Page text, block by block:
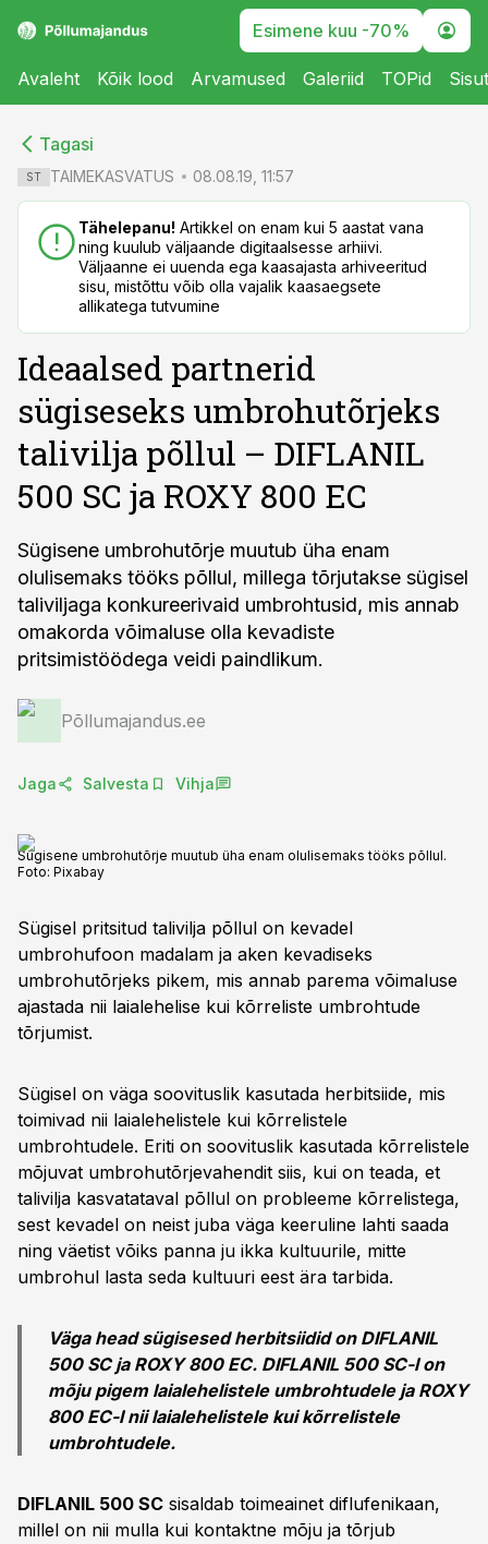
Esimene kuu -70%
Avaleht Kõik lood Arvamused Galeriid TOPid
Tagasi
ST TAIMEKASVATUS 08.08.19, 11:57
Tähelepanu! Artikkel on enam kui 5 aastat vana
ning kuulub väljaande digitaalsesse arhiivi.
Väljaanne ei uuenda ega kaasajasta arhiveeritud
sisu, mistõttu võib olla vajalik kaasaegsete
allikatega tutvumine
Ideaalsed partnerid
sügiseseks umbrohutõrjeks
talivilja põllul – DIFLANIL
500 SC ja ROXY 800 EC
Sügisene umbrohutõrje muutub üha enam
olulisemaks tööks põllul, millega tõrjutakse sügisel
taliviljaga konkureerivaid umbrohtusid, mis annab
omakorda võimaluse olla kevadiste
pritsimistöödega veidi paindlikum.
Põllumajandus.ee
Jaga Salvesta Vihja
Sügisene umbrohutõrje muutub üha enam olulisemaks tööks põllul.
Foto: Pixabay
Sügisel pritsitud talivilja põllul on kevadel
umbrohufoon madalam ja aken kevadiseks
umbrohutõrjeks pikem, mis annab parema võimaluse
ajastada nii laialehelise kui kõrreliste umbrohtude
tõrjumist.
Sügisel on väga soovituslik kasutada herbitsiide, mis
toimivad nii laialehelistele kui kõrrelistele
umbrohtudele. Eriti on soovituslik kasutada kõrrelistele
mõjuvat umbrohutõrjevahendit siis, kui on teada, et
talivilja kasvatataval põllul on probleeme kõrrelistega,
sest kevadel on neist juba väga keeruline lahti saada
ning väetist võiks panna ju ikka kultuurile, mitte
umbrohul lasta seda kultuuri eest ära tarbida.
Väga head sügisesed herbitsiidid on DIFLANIL
500 SC ja ROXY 800 EC. DIFLANIL 500 SC-l on
mõju pigem laialehelistele umbrohtudele ja ROXY
800 EC-l nii laialehelistele kui kõrrelistele
umbrohtudele.
DIFLANIL 500 SC sisaldab toimeainet diflufenikaan,
millel on nii mulla kui kontaktne mõju ja tõrjub